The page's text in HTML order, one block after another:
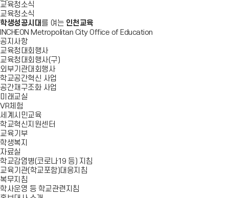
교육청소식
교육청소식
학생성공시대 를 여는 인천교육
INCHEON Metropolitan City Office of Education
공지사항
교육청대회행사
교육청대회행사(구)
외부기관대회행사
학교공간혁신 사업
공간재구조화 사업
미래교실
VR체험
세계시민교육
학교혁신지원센터
교육기부
학생복지
자료실
학교감염병(코로나19 등) 지침
교육기관(학교포함)대응지침
복무지침
학사운영 등 학교관련지침